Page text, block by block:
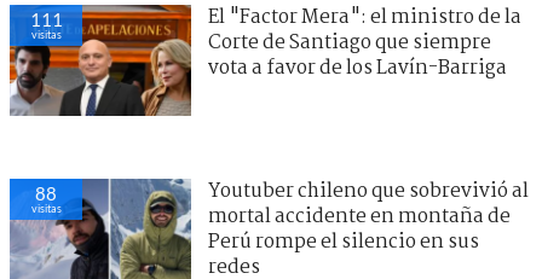
111
visitas
El "Factor Mera": el ministro de la
Corte de Santiago que siempre
vota a favor de los Lavín-Barriga
88
visitas
Youtuber chileno que sobrevivió al
mortal accidente en montaña de
Perú rompe el silencio en sus
redes